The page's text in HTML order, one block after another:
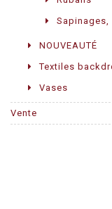
NOUVEAUTÉ
Textiles
Vases
Vente